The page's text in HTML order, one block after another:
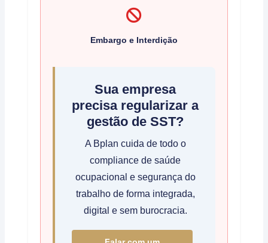
Embargo e Interdição
Sua empresa
precisa regularizar a
gestão de SST?
A Bplan cuida de todo o
compliance de saúde
ocupacional e segurança do
trabalho de forma integrada,
digital e sem burocracia.